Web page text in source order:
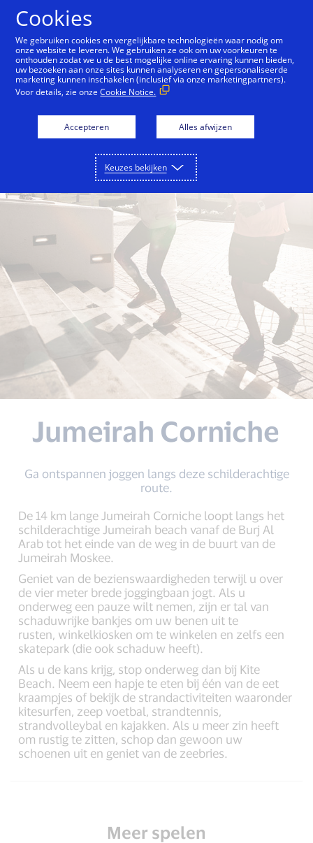
Back to City Guide Jumeirah Corniche By the
Jumeirah Corniche
Ga ontspannen joggen langs deze schilderachtige
route.
De 14 km lange Jumeirah Corniche loopt langs het
schilderachtige Jumeirah beach vanaf de Burj Al
Arab tot het einde van de weg in de buurt van de
Jumeirah Moskee.
Geniet van de bezienswaardigheden terwijl u over
de vier meter brede joggingbaan jogt. Als u
onderweg een pauze wilt nemen, zijn er tal van
schaduwrijke bankjes om uw benen uit te
rusten, winkelkiosken om te winkelen en zelfs een
skatepark (die ook schaduw heeft).
Als u de kans krijg, stop onderweg dan bij Kite
Beach. Neem een hapje te eten bij één van de eet
kraampjes of bekijk de strandactiviteiten waaronder
kitesurfen, zeep voetbal, strandtennis,
strandvolleybal en kajakken. Als u meer zin heeft
om rustig te zitten, schop dan gewoon uw
schoenen uit en geniet van de zeebries.
Meer spelen
Cookies
We gebruiken cookies en vergelijkbare technologieën waar nodig om
onze website te leveren. We gebruiken ze ook om uw voorkeuren te
onthouden zodat we u de best mogelijke online ervaring kunnen bieden,
uw bezoeken aan onze sites kunnen analyseren en gepersonaliseerde
marketing kunnen inschakelen (inclusief via onze marketingpartners).
Voor details, zie onzeCookie Notice.
Accepteren Alles afwijzen
Keuzes bekijken